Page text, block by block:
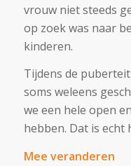
vrouw niet steeds
op zoek was naar
kinderen.
Tijdens de
soms weleens
we een hele open
hebben. Dat is echt
Mee veranderen